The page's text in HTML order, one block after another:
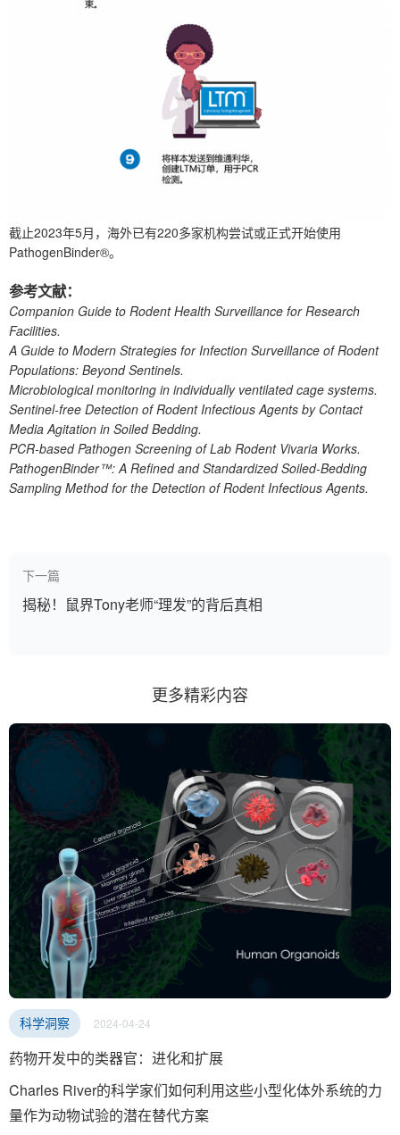
截止2023年5月，海外已有220多家机构尝试或正式开始使用
PathogenBinder®。
参考文献：
Companion Guide to Rodent Health Surveillance for Research
Facilities.
A Guide to Modern Strategies for Infection Surveillance of Rodent
Populations: Beyond Sentinels.
Microbiological monitoring in individually ventilated cage systems.
Sentinel-free Detection of Rodent Infectious Agents by Contact
Media Agitation in Soiled Bedding.
PCR-based Pathogen Screening of Lab Rodent Vivaria Works.
PathogenBinder™: A Refined and Standardized Soiled-Bedding
Sampling Method for the Detection of Rodent Infectious Agents.
下一篇
揭秘！鼠界Tony老师“理发”的背后真相
更多精彩内容
科学洞察 2024-04-24
药物开发中的类器官：进化和扩展
Charles River的科学家们如何利用这些小型化体外系统的力
量作为动物试验的潜在替代方案